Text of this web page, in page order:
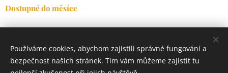
Dostupné do měsíce
DirtyMotorcycleGarage
Classic Trial-Enduro
Cookies
Používáme cookies, abychom zajistili správné fungování a
bezpečnost našich stránek. Tím vám můžeme zajistit tu